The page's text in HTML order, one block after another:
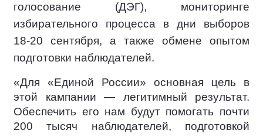
голосование (ДЭГ), мониторинге
избирательного процесса в дни выборов
18-20 сентября, а также обмене опытом
подготовки наблюдателей.
«Для «Единой России» основная цель в
этой кампании — легитимный результат.
Обеспечить его нам будут помогать почти
200 тысяч наблюдателей, подготовкой